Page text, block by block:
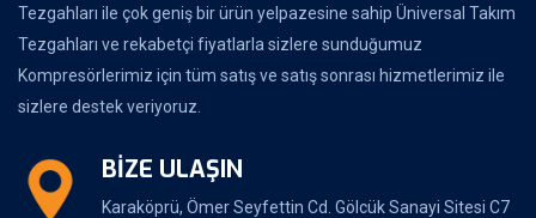
Tezgahları ile çok geniş bir ürün yelpazesine sahip Üniversal Takım
Tezgahları ve rekabetçi fiyatlarla sizlere sunduğumuz
Kompresörlerimiz için tüm satış ve satış sonrası hizmetlerimiz ile
sizlere destek veriyoruz.
BİZE ULAŞIN
Karaköprü, Ömer Seyfettin Cd. Gölcük Sanayi Sitesi C7